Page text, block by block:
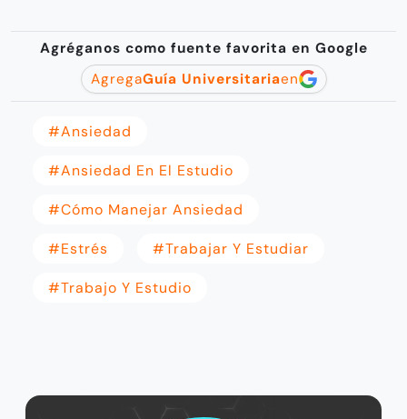
Agréganos como fuente favorita en Google
AgregaGuía Universitariaen
#ansiedad
#ansiedad En El Estudio
#Cómo Manejar Ansiedad
#Estrés #trabajar Y Estudiar
#trabajo Y Estudio